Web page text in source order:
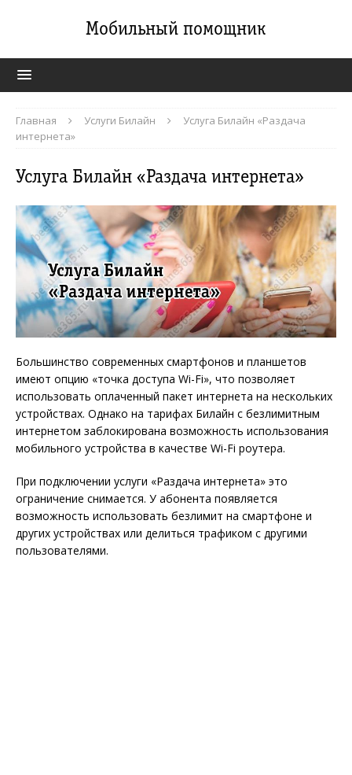
Мобильный помощник
Главная Услуги Билайн
Услуга Билайн «Раздача
интернета»
Услуга Билайн «Раздача интернета»
Большинство современных смартфонов и планшетов
имеют опцию «точка доступа Wi-Fi», что позволяет
использовать оплаченный пакет интернета на нескольких
устройствах. Однако на тарифах Билайн с безлимитным
интернетом заблокирована возможность использования
мобильного устройства в качестве Wi-Fi роутера.
При подключении услуги «Раздача интернета» это
ограничение снимается. У абонента появляется
возможность использовать безлимит на смартфоне и
других устройствах или делиться трафиком с другими
пользователями.